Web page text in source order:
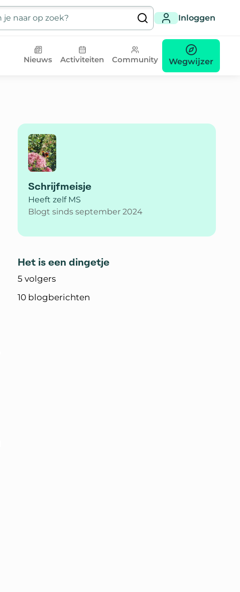
Inloggen
Nieuws Activiteiten Community Wegwijzer
Schrijfmeisje
Heeft zelf MS
Blogt sinds september 2024
Het is een dingetje
5 volgers
10 blogberichten